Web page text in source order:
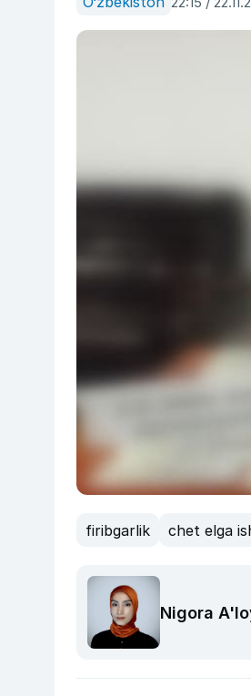
firibgarlik chet elga
Nigora